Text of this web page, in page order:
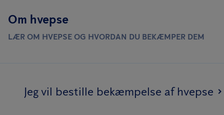
Om hvepse
LÆR OM HVEPSE OG HVORDAN DU BEKÆMPER DEM
Jeg vil bestille bekæmpelse af hvepse